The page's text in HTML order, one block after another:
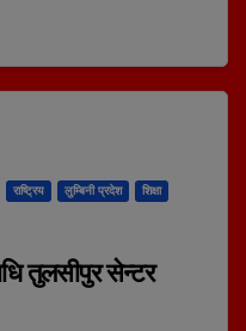
राष्ट्रिय लुम्बिनी प्रदेश शिक्षा
तुलसीपुर सेन्टर